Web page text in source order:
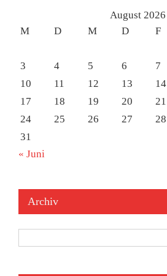
August 2026
M
D M D F
3
4 5 6 7
10
11 12 13 14
17
18 19 20 21
24
25 26 27 28
31
« Juni
Archiv